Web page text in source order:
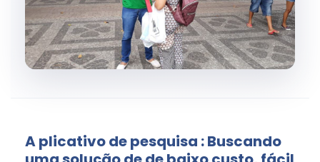
A plicativo de pesquisa : Buscando